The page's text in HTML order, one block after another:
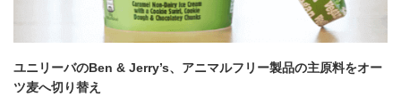
ユニリーバのBen & Jerry’s、アニマルフリー製品の主原料をオー
ツ麦へ切り替え